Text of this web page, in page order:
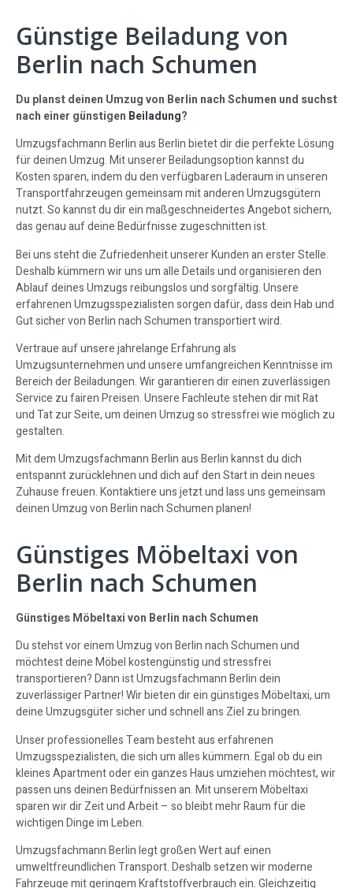
Günstige Beiladung von
Berlin nach Schumen
Du planst deinen Umzug von Berlin nach Schumen und suchst
nach einer günstigen Beiladung?
Umzugsfachmann Berlin aus Berlin bietet dir die perfekte Lösung
für deinen Umzug. Mit unserer Beiladungsoption kannst du
Kosten sparen, indem du den verfügbaren Laderaum in unseren
Transportfahrzeugen gemeinsam mit anderen Umzugsgütern
nutzt. So kannst du dir ein maßgeschneidertes Angebot sichern,
das genau auf deine Bedürfnisse zugeschnitten ist.
Bei uns steht die Zufriedenheit unserer Kunden an erster Stelle.
Deshalb kümmern wir uns um alle Details und organisieren den
Ablauf deines Umzugs reibungslos und sorgfältig. Unsere
erfahrenen Umzugsspezialisten sorgen dafür, dass dein Hab und
Gut sicher von Berlin nach Schumen transportiert wird.
Vertraue auf unsere jahrelange Erfahrung als
Umzugsunternehmen und unsere umfangreichen Kenntnisse im
Bereich der Beiladungen. Wir garantieren dir einen zuverlässigen
Service zu fairen Preisen. Unsere Fachleute stehen dir mit Rat
und Tat zur Seite, um deinen Umzug so stressfrei wie möglich zu
gestalten.
Mit dem Umzugsfachmann Berlin aus Berlin kannst du dich
entspannt zurücklehnen und dich auf den Start in dein neues
Zuhause freuen. Kontaktiere uns jetzt und lass uns gemeinsam
deinen Umzug von Berlin nach Schumen planen!
Günstiges Möbeltaxi von
Berlin nach Schumen
Günstiges Möbeltaxi von Berlin nach Schumen
Du stehst vor einem Umzug von Berlin nach Schumen und
möchtest deine Möbel kostengünstig und stressfrei
transportieren? Dann ist Umzugsfachmann Berlin dein
zuverlässiger Partner! Wir bieten dir ein günstiges Möbeltaxi, um
deine Umzugsgüter sicher und schnell ans Ziel zu bringen.
Unser professionelles Team besteht aus erfahrenen
Umzugsspezialisten, die sich um alles kümmern. Egal ob du ein
kleines Apartment oder ein ganzes Haus umziehen möchtest, wir
passen uns deinen Bedürfnissen an. Mit unserem Möbeltaxi
sparen wir dir Zeit und Arbeit – so bleibt mehr Raum für die
wichtigen Dinge im Leben.
Umzugsfachmann Berlin legt großen Wert auf einen
umweltfreundlichen Transport. Deshalb setzen wir moderne
Fahrzeuge mit geringem Kraftstoffverbrauch ein. Gleichzeitig